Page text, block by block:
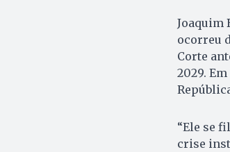
Joaquim
ocorreu
Corte
2029.
“Ele se
crise